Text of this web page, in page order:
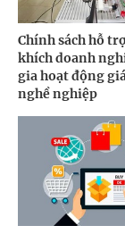
Chính sách hỗ
khích doanh
gia hoạt động
nghề nghiệp